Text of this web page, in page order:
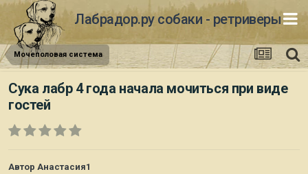
Лабрадор.ру собаки - ретриверы
Мочеполовая система
Сука лабр 4 года начала мочиться при виде
гостей
Автор Анастасия1